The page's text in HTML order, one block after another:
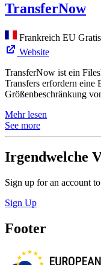
TransferNow
Frankreich EU
Website
TransferNow ist ein
Transfers erfordern eine
Größenbeschränkung
Mehr lesen
See more
Irgendwelche
Sign up for an account
Sign Up
Footer